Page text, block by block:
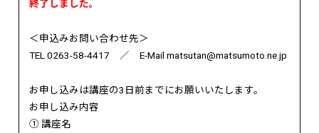
終了しました。
＜申込みお問い合わせ先＞
TEL 0263-58-4417 ／ E-Mail matsutan@matsumoto.ne.jp
お申し込みは講座の3日前までにお願いいたします。
お申し込み内容
① 講座名